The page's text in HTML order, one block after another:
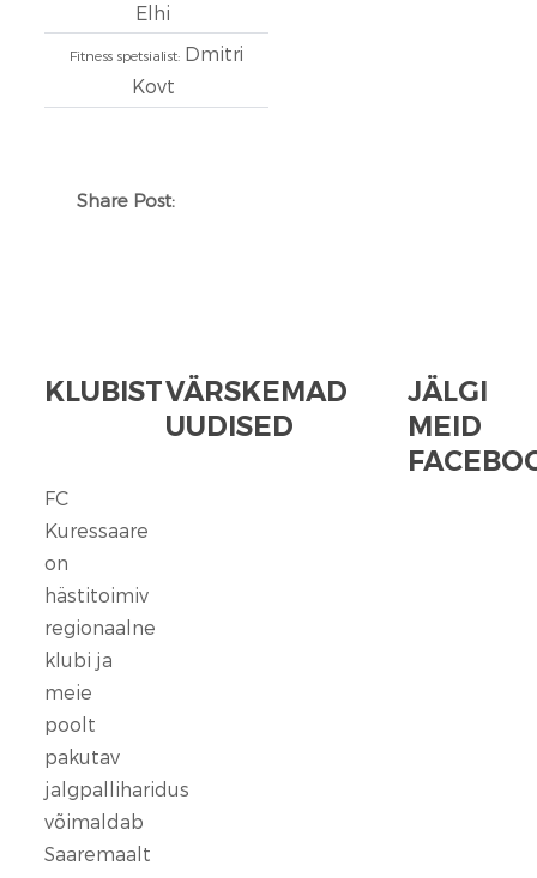
Elhi
Fitness spetsialist: Dmitri
Kovt
Share Post:
KLUBIST
FC
Kuressaare
on
hästitoimiv
regionaalne
klubi ja
meie
poolt
pakutav
jalgpalliharidus
võimaldab
Saaremaalt
VÄRSKEMAD
UUDISED
JÄLGI
MEID